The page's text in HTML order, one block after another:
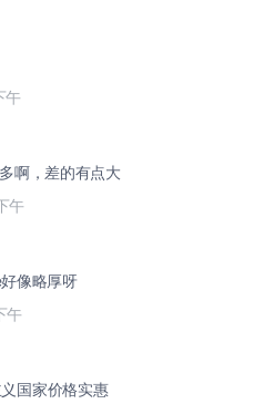
午
啊，差的有点大
午
像略厚呀
午
国家价格实惠